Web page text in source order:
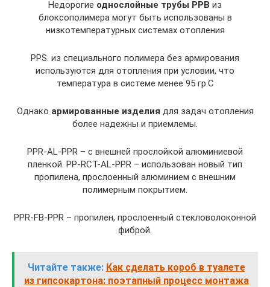
Недорогие однослойные трубы РРВ из
блоксополимера могут быть использованы в
низкотемпературных системах отопления
PPS. из специального полимера без армирования
используются для отопления при условии, что
температура в системе менее 95 гр.С
Однако армированные изделия для задач отопления
более надежны и приемлемы.
PPR-AL-PPR – с внешней прослойкой алюминиевой
пленкой. PP-RCT-AL-PPR – использован новый тип
пропилена, прослоенный алюминием с внешним
полимерным покрытием.
PPR-FB-PPR – пропилен, прослоенный стекловолоконной
фиброй.
Читайте также: Как сделать короб в туалете
из гипсокартона: поэтапный процесс монтажа